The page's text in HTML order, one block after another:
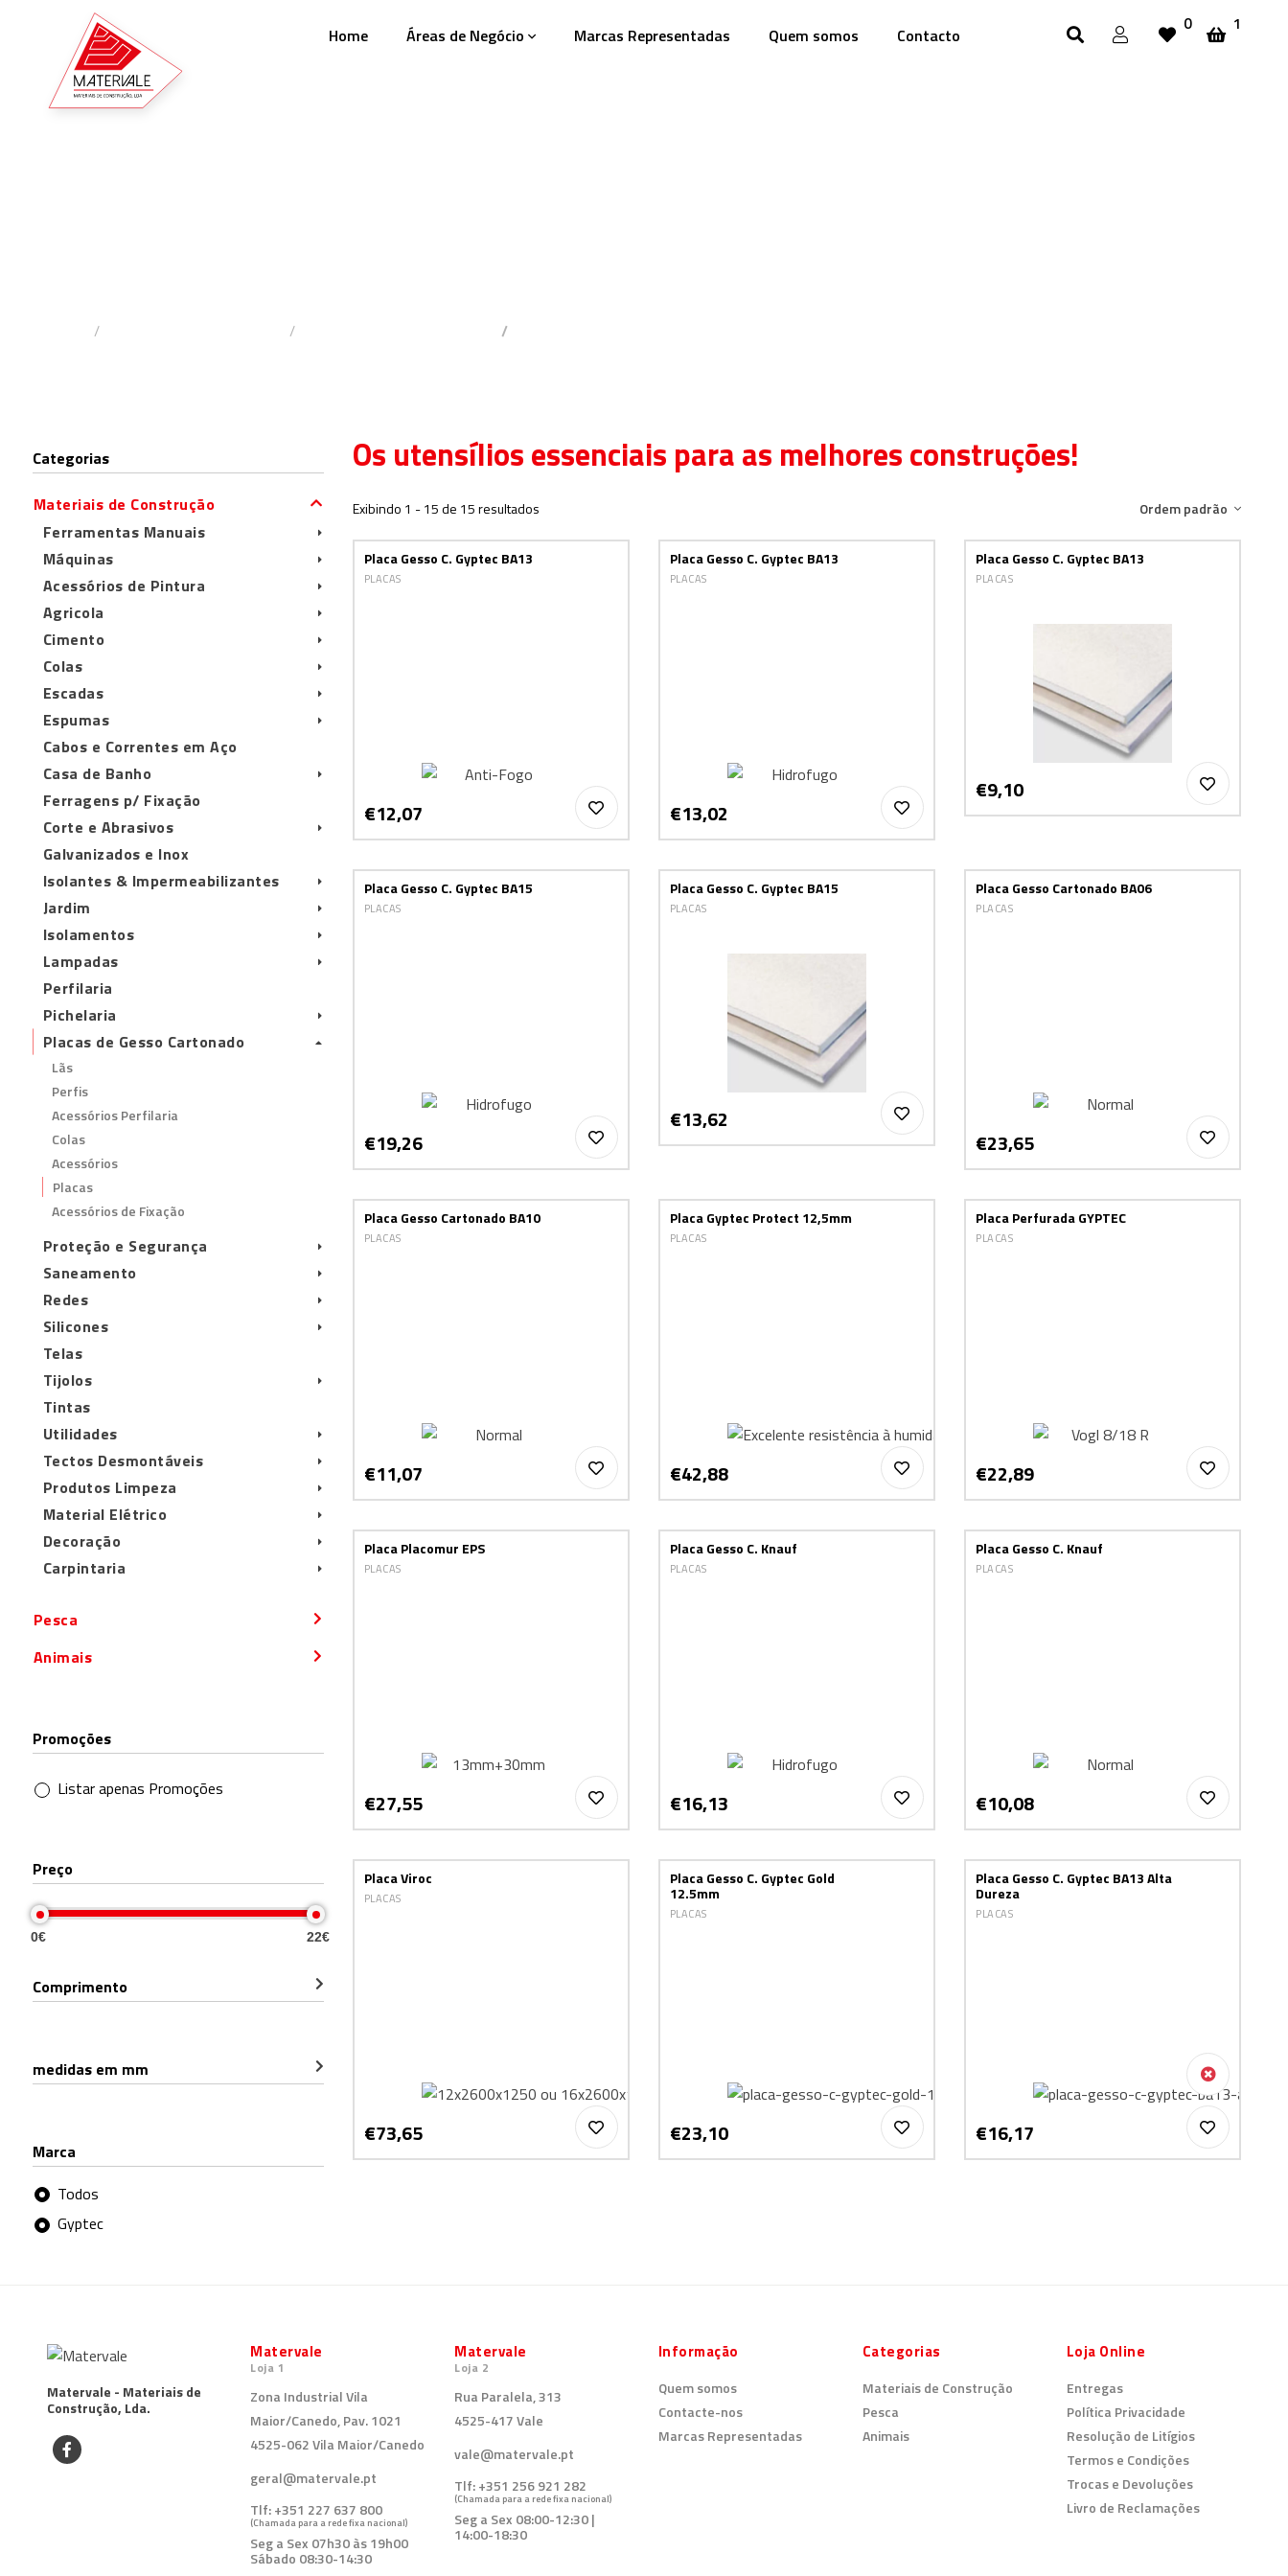
Home Áreas de Negócio Marcas Representadas Quem somos Contacto
0 1
Categorias
Materiais de Construção
Ferramentas Manuais
Máquinas
Acessórios de Pintura
Agricola
Cimento
Colas
Escadas
Espumas
Cabos e Correntes em Aço
Casa de Banho
Ferragens p/ Fixação
Corte e Abrasivos
Galvanizados e Inox
Isolantes & Impermeabilizantes
Jardim
Isolamentos
Lampadas
Perfilaria
Pichelaria
Placas de Gesso Cartonado
Lãs
Perfis
Acessórios Perfilaria
Colas
Acessórios
Placas
Acessórios de Fixação
Proteção e Segurança
Saneamento
Redes
Silicones
Telas
Tijolos
Tintas
Utilidades
Tectos Desmontáveis
Produtos Limpeza
Material Elétrico
Decoração
Carpintaria
Pesca
Animais
Promoções
Listar apenas Promoções
Preço
0€ 22€
Comprimento
medidas em mm
Marca
Todos
Gyptec
Os utensílios essenciais para as melhores construções!
Exibindo 1 - 15 de 15 resultados Ordem padrão
Placa Gesso C. Gyptec BA13
PLACAS
€12,07
Placa Gesso C. Gyptec BA13
PLACAS
€13,02
Placa Gesso C. Gyptec BA13
PLACAS
€9,10
Placa Gesso C. Gyptec BA15
PLACAS
€19,26
Placa Gesso C. Gyptec BA15
PLACAS
€13,62
Placa Gesso Cartonado BA06
PLACAS
€23,65
Placa Gesso Cartonado BA10
PLACAS
€11,07
Placa Gyptec Protect 12,5mm
PLACAS
€42,88
Placa Perfurada GYPTEC
PLACAS
€22,89
Placa Placomur EPS
PLACAS
€27,55
Placa Gesso C. Knauf
PLACAS
€16,13
Placa Gesso C. Knauf
PLACAS
€10,08
Placa Viroc
PLACAS
€73,65
Placa Gesso C. Gyptec Gold
12.5mm
PLACAS
€23,10
Placa Gesso C. Gyptec BA13 Alta
Dureza
PLACAS
€16,17
Matervale - Materiais de
Construção, Lda.
Matervale
Loja 1
Zona Industrial Vila
Maior/Canedo, Pav. 1021
4525-062 Vila Maior/Canedo
geral@matervale.pt
Tlf:+351 227 637 800
(Chamada para a rede fixa nacional)
Seg a Sex 07h30 às 19h00
Sábado 08:30-14:30
Matervale
Loja 2
Rua Paralela, 313
4525-417 Vale
vale@matervale.pt
Tlf:+351 256 921 282
(Chamada para a rede fixa nacional)
Seg a Sex 08:00-12:30 |
14:00-18:30
Informação
Quem somos
Contacte-nos
Marcas Representadas
Categorias
Materiais de Construção
Pesca
Animais
Loja Online
Entregas
Política Privacidade
Resolução de Litígios
Termos e Condições
Trocas e Devoluções
Livro de Reclamações